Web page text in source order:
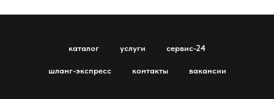
каталог услуги сервис-24
шланг-экспресс контакты вакансии